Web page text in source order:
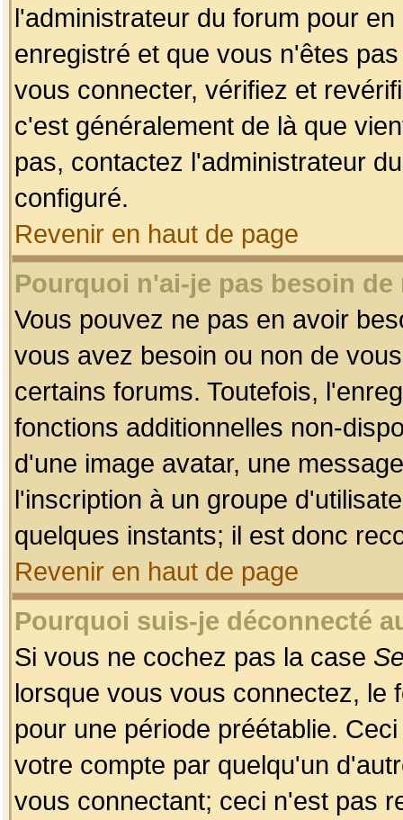
l'administrateur du forum pour
enregistré et que vous n'êtes
vous connecter, vérifiez et
c'est généralement de là que
pas, contactez l'administrateur
configuré.
Revenir en haut de page
Pourquoi n'ai-je pas besoin
Vous pouvez ne pas en avoir
vous avez besoin ou non de
certains forums. Toutefois,
fonctions additionnelles non-
d'une image avatar, une
l'inscription à un groupe
quelques instants; il est donc
Revenir en haut de page
Pourquoi suis-je déconnecté
Si vous ne cochez pas la case
lorsque vous vous connectez, le
pour une période préétablie.
votre compte par quelqu'un
vous connectant; ceci n'est pas